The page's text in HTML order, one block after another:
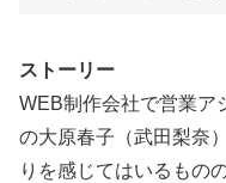
ストーリー
WEB制作会社で営業ア
の大原春子（武田梨奈
りを感じてはいるもの